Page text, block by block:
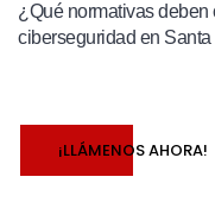
¿Qué normativas
ciberseguridad en
¡LLÁMENOS AHORA!